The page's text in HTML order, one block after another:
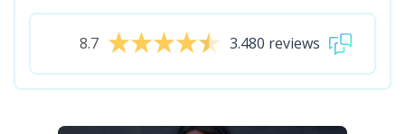
8.7 3.480 reviews